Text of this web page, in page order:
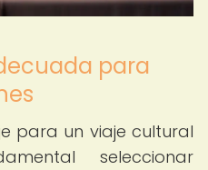
para
para un viaje cultural
seleccionar